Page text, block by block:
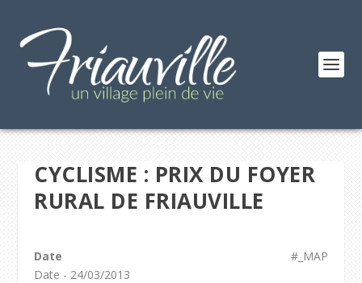
CYCLISME : PRIX DU FOYER
RURAL DE FRIAUVILLE
#_MAP
Date
Date - 24/03/2013